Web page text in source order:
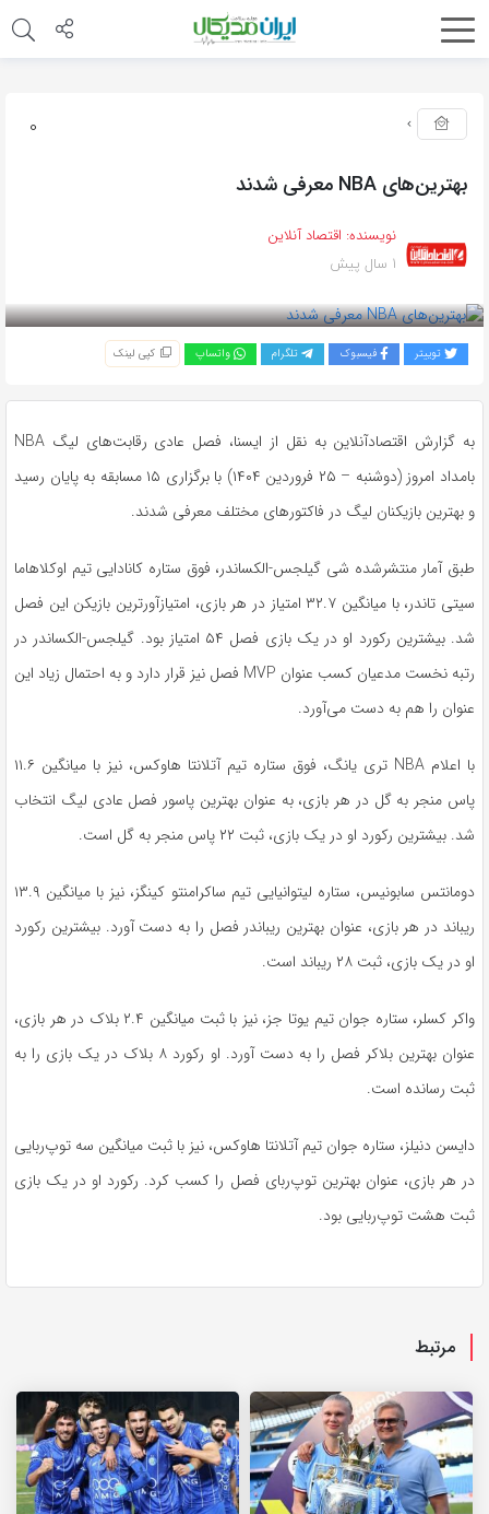
0
بهترین‌های NBA معرفی شدند
نویسنده: اقتصاد آنلاین
1 سال پیش
توییتر فیسبوک تلگرام واتساپ کپی لینک
به گزارش اقتصادآنلاین به نقل از ایسنا، فصل عادی رقابت‌های لیگ NBA
بامداد امروز (دوشنبه – ۲۵ فروردین ۱۴۰۴)‌ با برگزاری ۱۵ مسابقه به پایان رسید
و بهترین بازیکنان لیگ در فاکتورهای مختلف معرفی شدند.
طبق آمار منتشرشده شی گیلجس-الکساندر، فوق ستاره کانادایی تیم اوکلاهاما
سیتی تاندر، با میانگین ۳۲.۷ امتیاز در هر بازی، امتیازآورترین بازیکن این فصل
شد. بیشترین رکورد او در یک بازی فصل ۵۴ امتیاز بود. گیلجس-الکساندر در
رتبه نخست مدعیان کسب عنوان MVP فصل نیز قرار دارد و به احتمال زیاد این
عنوان را هم به دست می‌آورد.
با اعلام NBA تری یانگ، فوق ستاره تیم آتلانتا هاوکس، نیز با میانگین ۱۱.۶
پاس منجر به گل در هر بازی، به عنوان بهترین پاسور فصل عادی لیگ انتخاب
شد. بیشترین رکورد او در یک بازی، ثبت ۲۲ پاس منجر به گل است.
دومانتس سابونیس، ستاره لیتوانیایی تیم ساکرامنتو کینگز، نیز با میانگین ۱۳.۹
ریباند در هر بازی، عنوان بهترین ریباندر فصل را به دست آورد. بیشترین رکورد
او در یک بازی، ثبت ۲۸ ریباند است.
واکر کسلر، ستاره جوان تیم یوتا جز، نیز با ثبت میانگین ۲.۴ بلاک در هر بازی،
عنوان بهترین بلاکر فصل را به دست آورد. او رکورد ۸ بلاک در یک بازی را به
ثبت رسانده است.
دایسن دنیلز، ستاره جوان تیم آتلانتا هاوکس، نیز با ثبت میانگین سه توپ‌ربایی
در هر بازی، عنوان بهترین توپ‌ربای فصل را کسب کرد. رکورد او در یک بازی
ثبت هشت توپ‌ربایی بود.
مرتبط